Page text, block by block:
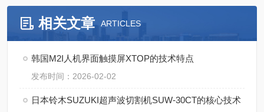
相关文章 ARTICLES
韩国M2I人机界面触摸屏XTOP的技术特点
发布时间：2026-02-02
日本铃木SUZUKI超声波切割机SUW-30CT的核心技术